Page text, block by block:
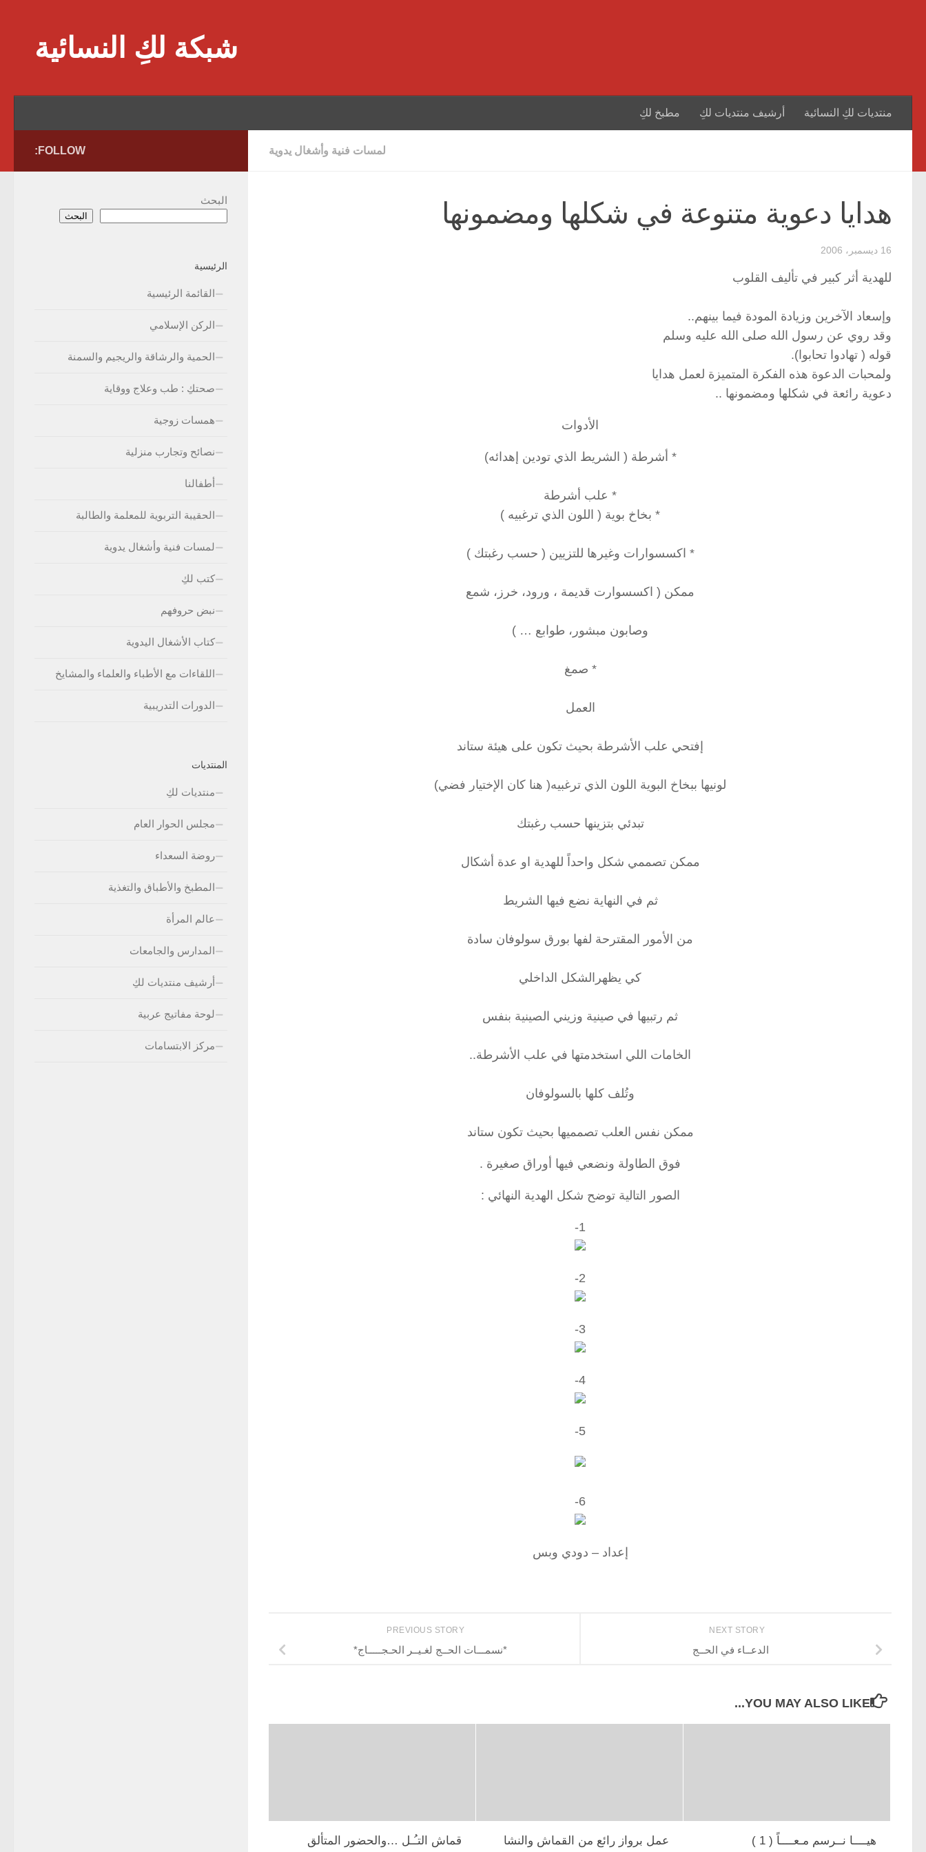
شبكة لكِ النسائية
منتديات لكِ النسائية أرشيف منتديات لكِ مطبخ لكِ
لمسات فنية وأشغال يدوية
هدايا دعوية متنوعة في شكلها ومضمونها
16 ديسمبر، 2006
للهدية أثر كبير في تأليف القلوب
وإسعاد الآخرين وزيادة المودة فيما بينهم..
وقد روي عن رسول الله صلى الله عليه وسلم
قوله ( تهادوا تحابوا).
ولمحبات الدعوة هذه الفكرة المتميزة لعمل هدايا
دعوية رائعة في شكلها ومضمونها ..
الأدوات
* أشرطة ( الشريط الذي تودين إهدائه)
* علب أشرطة
* بخاخ بوية ( اللون الذي ترغبيه )
* اكسسوارات وغيرها للتزيين ( حسب رغبتك )
ممكن ( اكسسوارت قديمة ، ورود، خرز، شمع
وصابون مبشور، طوابع … )
* صمغ
العمل
إفتحي علب الأشرطة بحيث تكون على هيئة ستاند
لونيها ببخاخ البوية اللون الذي ترغبيه( هنا كان الإختيار فضي)
تبدئي بتزينها حسب رغبتك
ممكن تصممي شكل واحداً للهدية او عدة أشكال
ثم في النهاية نضع فيها الشريط
من الأمور المقترحة لفها بورق سولوفان سادة
كي يظهرالشكل الداخلي
ثم رتبيها في صينية وزيني الصينية بنفس
الخامات اللي استخدمتها في علب الأشرطة..
وتُلف كلها بالسولوفان
ممكن نفس العلب تصمميها بحيث تكون ستاند
فوق الطاولة ونضعي فيها أوراق صغيرة .
الصور التالية توضح شكل الهدية النهائي :
1-
2-
3-
4-
5-
6-
إعداد – دودي وبس
NEXT STORY
الدعــاء في الحــج
PREVIOUS STORY
*نسمـــات الحــج لغـيــر الحـجـــــاج*
YOU MAY ALSO LIKE...
قماش التـُـل …والحضور المتألق عمل برواز رائع من القماش والنشا هيــــا نــرسم مـعــــاً ( 1 )
FOLLOW:
البحث
البحث
الرئيسية
القائمة الرئيسية
الركن الإسلامي
الحمية والرشاقة والريجيم والسمنة
صحتكِ : طب وعلاج ووقاية
همسات زوجية
نصائح وتجارب منزلية
أطفالنا
الحقيبة التربوية للمعلمة والطالبة
لمسات فنية وأشغال يدوية
كتب لكِ
نبض حروفهم
كتاب الأشغال اليدوية
اللقاءات مع الأطباء والعلماء والمشايخ
الدورات التدريبية
المنتديات
منتديات لكِ
مجلس الحوار العام
روضة السعداء
المطبخ والأطباق والتغذية
عالم المرأة
المدارس والجامعات
أرشيف منتديات لكِ
لوحة مفاتيج عربية
مركز الابتسامات